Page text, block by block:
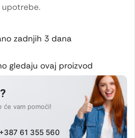
upotrebe.
zadnjih 3 dana
gledaju ovaj proizvod
će vam pomoći!
+387 61 355 560